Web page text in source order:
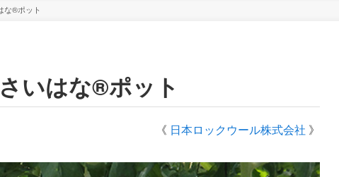
®ポット
いはな®ポット
《 日本ロックウール株式会社 》